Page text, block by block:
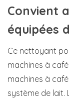
Convient
équipées
Ce nettoyant
machines à
machines à
système de